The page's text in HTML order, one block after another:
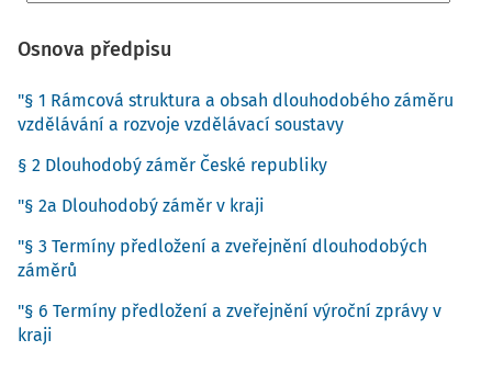
Osnova předpisu
"§ 1 Rámcová struktura a obsah dlouhodobého záměru
vzdělávání a rozvoje vzdělávací soustavy
§ 2 Dlouhodobý záměr České republiky
"§ 2a Dlouhodobý záměr v kraji
"§ 3 Termíny předložení a zveřejnění dlouhodobých
záměrů
"§ 6 Termíny předložení a zveřejnění výroční zprávy v
kraji